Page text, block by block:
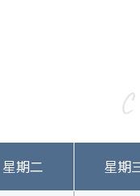
星期二 星期